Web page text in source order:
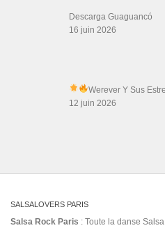
Descarga Guaguancó
16 juin 2026
Werever Y Sus
12 juin 2026
SALSALOVERS PARIS
Salsa Rock Paris : Toute la danse